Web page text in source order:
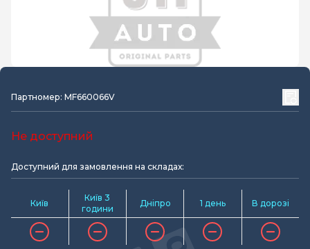
Партномер: MF660066V
Не доступний
Доступний для замовлення на складах:
Київ
Київ 3
години
Дніпро 1 день В дорозі